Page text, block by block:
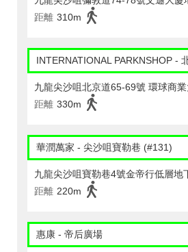
距離 310m
INTERNATIONAL PARKNSHOP -
九龍尖沙咀北京道65-69號 環球商
距離 330m
華潤萬家 - 尖沙咀寶勒巷 (#131)
九龍尖沙咀寶勒巷4號金帝行低層地
距離 220m
惠康 - 帝后廣場